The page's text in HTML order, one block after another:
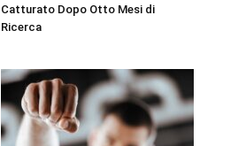
Catturato Dopo Otto Mesi di
Ricerca